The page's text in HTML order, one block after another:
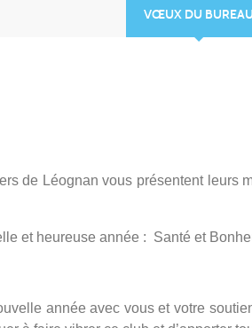
VŒUX DU BUREAU
de Léognan vous présentent
et heureuse année : Santé et
année avec vous et votre